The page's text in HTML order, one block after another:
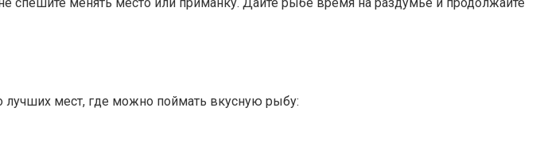
спешите менять место или приманку. Дайте рыбе время на раздумье и продолжайте
лучших мест, где можно поймать вкусную рыбу: